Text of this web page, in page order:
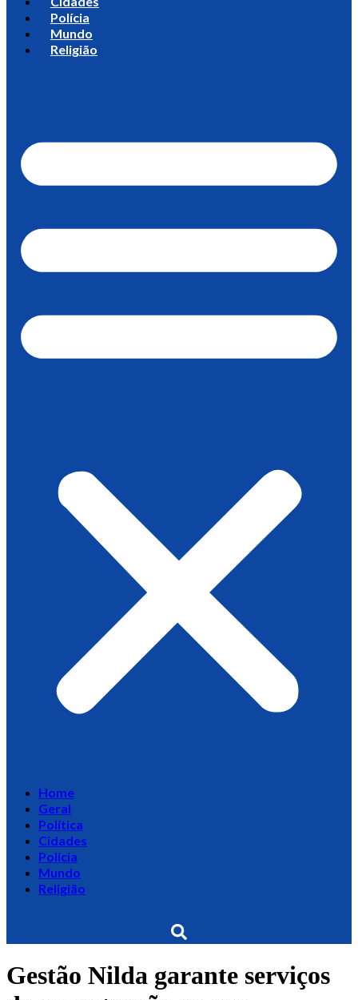
Polícia
Mundo
Religião
Home
Geral
Política
Cidades
Polícia
Mundo
Religião
Gestão Nilda garante serviços